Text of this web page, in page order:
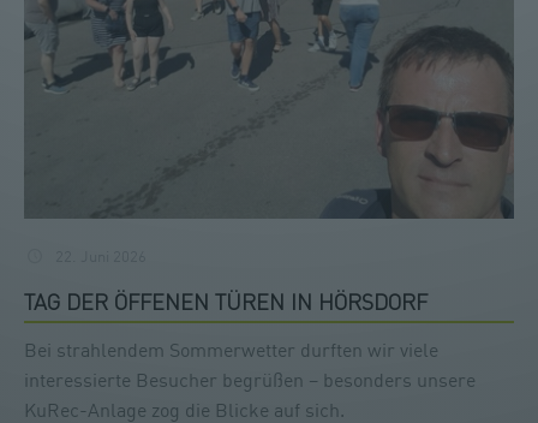
TAG DER ÖFFENEN TÜREN IN HÖRSDORF
Bei strahlendem Sommerwetter durften wir viele
interessierte Besucher begrüßen – besonders unsere
KuRec-Anlage zog die Blicke auf sich.